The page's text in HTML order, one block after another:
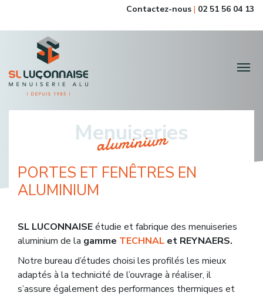
Contactez-nous | 02 51 56 04 13
Menuiseries
aluminium
PORTES ET FENÊTRES EN
ALUMINIUM
SL LUCONNAISEétudie et fabrique des menuiseries
aluminium de la gamme TECHNAL et REYNAERS.
Notre bureau d’études choisi les profilés les mieux
adaptés à la technicité de l’ouvrage à réaliser, il
s’assure également des performances thermiques et